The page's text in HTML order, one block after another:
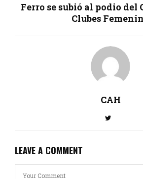
Ferro se subió al podio del
Clubes
CAH
LEAVE A COMMENT